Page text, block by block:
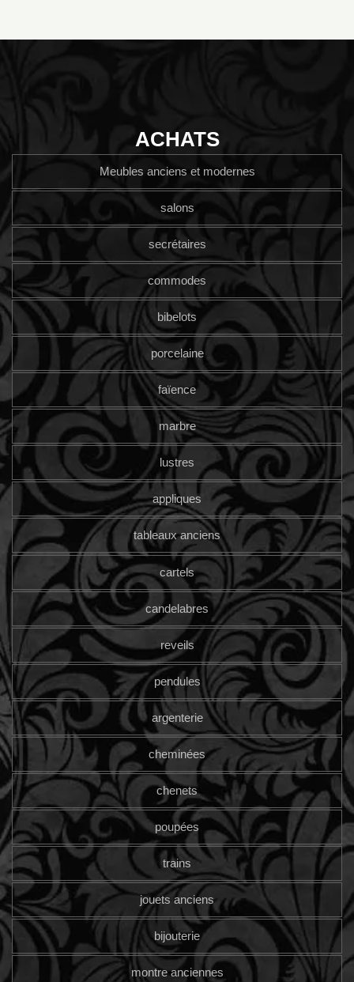
ACHATS
Meubles anciens et modernes
salons
secrétaires
commodes
bibelots
porcelaine
faïence
marbre
lustres
appliques
tableaux anciens
cartels
candelabres
reveils
pendules
argenterie
cheminées
chenets
poupées
trains
jouets anciens
bijouterie
montre anciennes